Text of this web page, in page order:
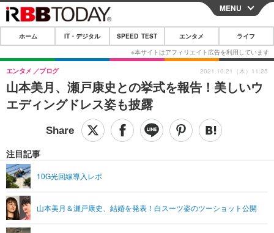
CLOSE
ホーム
IT・デジタル
IT・デジタルTOP スマートフォン
ショッピング その他
SPEED TEST
エンタメTOP 映画・ドラマ
グラビア ブログ
ライフTOP
リリース一覧
プッシュ通知の停止方法
MENU
ホーム IT・デジタル SPEED TEST エンタメ ライフ
山本美月、瀬戸康史との挙式を報告！美しいウ
エディングドレス姿も披露
エンタメ ブログ
注目記事
10G光回線導入レポ
山本美月＆瀬戸康史、結婚を発表！白スーツ姿のツーショット公開
2021.10.21（木）11:25